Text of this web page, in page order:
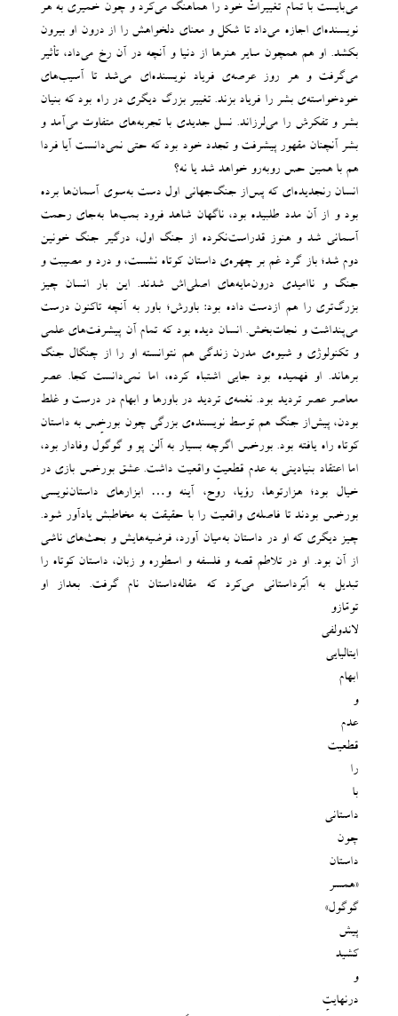
می‌بایست با تمام تغییراتْ خود را هماهنگ می‌کرد و چون خمیری به هر
نویسنده‌ای اجازه می‌داد تا شکل و معنای دلخواهش را از درون او بیرون
بکشد. او هم همچون سایر هنرها از دنیا و آنچه در آن رخ می‌داد، تأثیر
می‎‌گرفت و هر روز عرصه‌ی فریاد نویسنده‌ای می‌شد تا آسیب‌های
خودخواسته‌ی بشر را فریاد بزند. تغییر بزرگ دیگری در راه بود که بنیان
بشر و تفکرش را می‌لرزاند. نسل جدیدی با تجربه‌های متفاوت می‌آمد و
بشر آنچنان مقهور پیشرفت و تجدد خود بود که حتی نمی‌دانست آیا فردا
هم با همین حس روبه‌رو خواهد شد یا نه؟
انسان رنجدیده‌ای که پس‌از جنگ‌جهانی اول دست به‌سوی آسمان‌ها برده
بود و از آن‌ مدد طلبیده بود، ناگهان شاهد فرود بمب‌ها به‌جای رحمت
آسمانی شد و هنوز قدراست‌‌نکرده از جنگ اول، درگیر جنگ خونین
دوم شد؛ باز گرد غم بر چهره‌ی داستان کوتاه نشست، و درد و مصیبت و
جنگ و ناامیدی درون‌مایه‌های اصلی‌اش شدند. این‌ بار انسان چیز
بزرگ‌تری را هم ازدست داده بود: باورش؛ باور به آنچه تاکنون درست
می‌پنداشت و نجات‌بخش. انسان دیده بود که تمام آن پیشرفت‌های علمی
و تکنولوژی و شیوه‌ی مدرن زندگی هم نتوانسته او را از چنگال جنگ
برهاند. او فهمیده بود جایی اشتباه کرده، اما نمی‌دانست کجا. عصر
معاصر عصر تردید بود. نغمه‌ی تردید در باورها و ابهام در درست و غلط
بودن، پیش‌از جنگ هم توسط نویسنده‌ی بزرگی چون بورخِس به داستان
کوتاه راه یافته بود. بورخس اگرچه بسیار به آلن ‌پو و گوگول وفادار بود،
اما اعتقاد بنیادینی به عدم قطعیتِ واقعیت داشت. عشق بورخس بازی در
خیال بود؛ هزارتوها، رؤیا، روح، آینه و… ابزارهای داستان‌نویسی
بورخس بودند تا فاصله‌ی واقعیت را با حقیقت به مخاطبش یادآور شود.
چیز دیگری که او در داستان به‌میان آورد، فرضیه‌هایش و بحث‌های ناشی
از آن بود. او در تلاطم قصه و فلسفه و اسطوره و زبان، داستان کوتاه را
تبدیل به اَبَرداستانی می‌کرد که مقاله‌داستان نام گرفت. بعداز او
تومّازو
لاندولفی
ایتالیایی
ابهام
و
عدم
قطعیت
را
با
داستانی
چون
داستان
«همسر
گوگول»
پیش
کشید
و
درنهایتِ